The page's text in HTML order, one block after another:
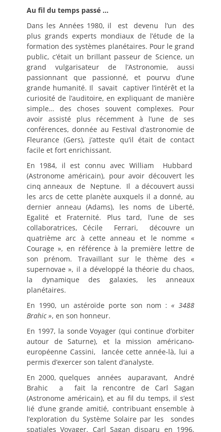
Au fil du temps passé …
Dans les Années 1980, il est devenu l’un des
plus grands experts mondiaux de l’étude de la
formation des systèmes planétaires. Pour le grand
public, c’était un brillant passeur de Science, un
grand vulgarisateur de l’Astronomie, aussi
passionnant que passionné, et pourvu d’une
grande humanité. Il savait captiver l’intérêt et la
curiosité de l’auditoire, en expliquant de manière
simple… des choses souvent complexes. Pour
avoir assisté plus récemment à l’une de ses
conférences, donnée au Festival d’astronomie de
Fleurance (Gers), j’atteste qu’il était de contact
facile et fort enrichissant.
En 1984, il est connu avec William Hubbard
(Astronome américain), pour avoir découvert les
cinq anneaux de Neptune. Il a découvert aussi
les arcs de cette planète auxquels il a donné, au
dernier anneau (Adams), les noms de Liberté,
Egalité et Fraternité. Plus tard, l’une de ses
collaboratrices, Cécile Ferrari, découvre un
quatrième arc à cette anneau et le nomme «
Courage », en référence à la première lettre de
son prénom. Travaillant sur le thème des «
supernovae », il a développé la théorie du chaos,
la dynamique des galaxies, les anneaux
planétaires.
En 1990, un astéroïde porte son nom : « 3488
Brahic », en son honneur.
En 1997, la sonde Voyager (qui continue d’orbiter
autour de Saturne), et la mission américano-
européenne Cassini, lancée cette année-là, lui a
permis d’exercer son talent d’analyste.
En 2000, quelques années auparavant, André
Brahic a fait la rencontre de Carl Sagan
(Astronome américain), et au fil du temps, il s’est
lié d’une grande amitié, contribuant ensemble à
l’exploration du Système Solaire par les sondes
spatiales Voyager. Carl Sagan disparu en 1996,